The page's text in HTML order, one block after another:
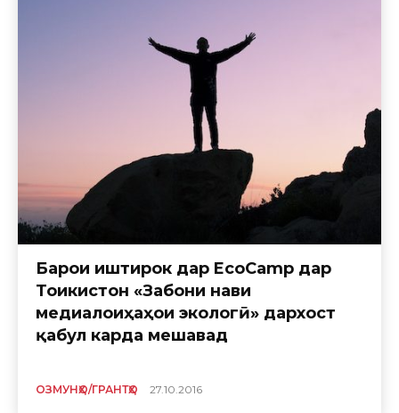
Барои иштирок дар EcoCamp дар
Тоҷикистон «Забони нави
медиалоиҳаҳои экологӣ» дархост
қабул карда мешавад
ОЗМУНҲО/ГРАНТҲО 27.10.2016